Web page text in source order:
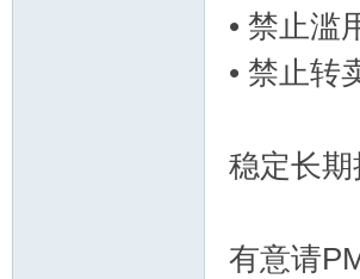
• 禁止滥
• 禁止转
稳定长
有意请